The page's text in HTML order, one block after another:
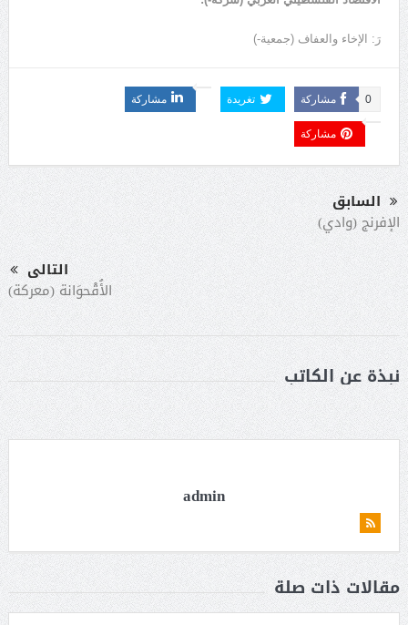
رَ: الإخاء والعفاف (جمعية-)
مشاركة 0 تغريدة مشاركة
مشاركة
السابق
الإفرنج (وادي)
التالى
الأُقْحوَانة (معركة)
نبذة عن الكاتب
admin
مقالات ذات صلة